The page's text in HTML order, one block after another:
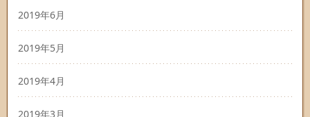
2019年6月
2019年5月
2019年4月
2019年3月